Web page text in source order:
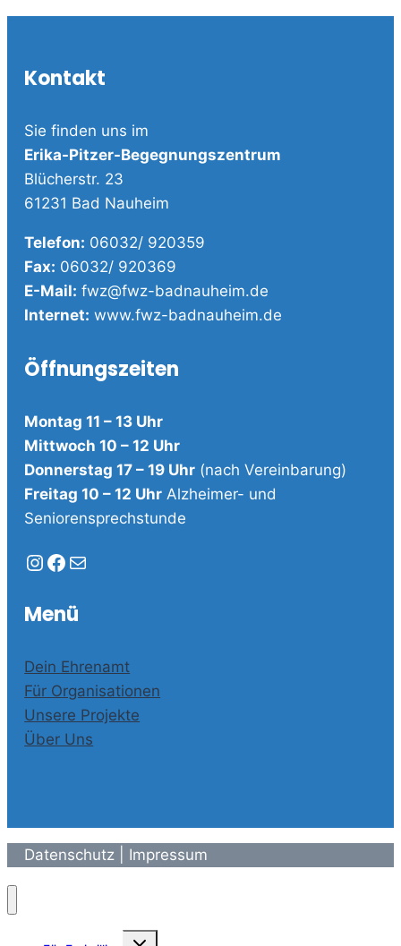
Kontakt
Sie finden uns im
Erika-Pitzer-Begegnungszentrum
Blücherstr. 23
61231 Bad Nauheim
Telefon: 06032/ 920359
Fax: 06032/ 920369
E-Mail: fwz@fwz-badnauheim.de
Internet: www.fwz-badnauheim.de
Öffnungszeiten
Montag 11 – 13 Uhr
Mittwoch 10 – 12 Uhr
Donnerstag 17 – 19 Uhr (nach Vereinbarung)
Freitag 10 – 12 Uhr Alzheimer- und
Seniorensprechstunde
Instagram
Facebook
E-Mail
Menü
Dein Ehrenamt
Für Organisationen
Unsere Projekte
Über Uns
Datenschutz Impressum
Toggle